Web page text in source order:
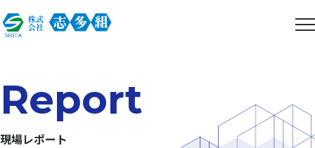
Report
現場レポート